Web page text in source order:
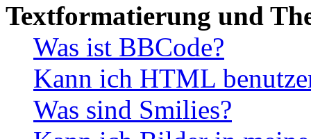
Textformatierung und
Was ist BBCode?
Kann ich HTML
Was sind Smilies?